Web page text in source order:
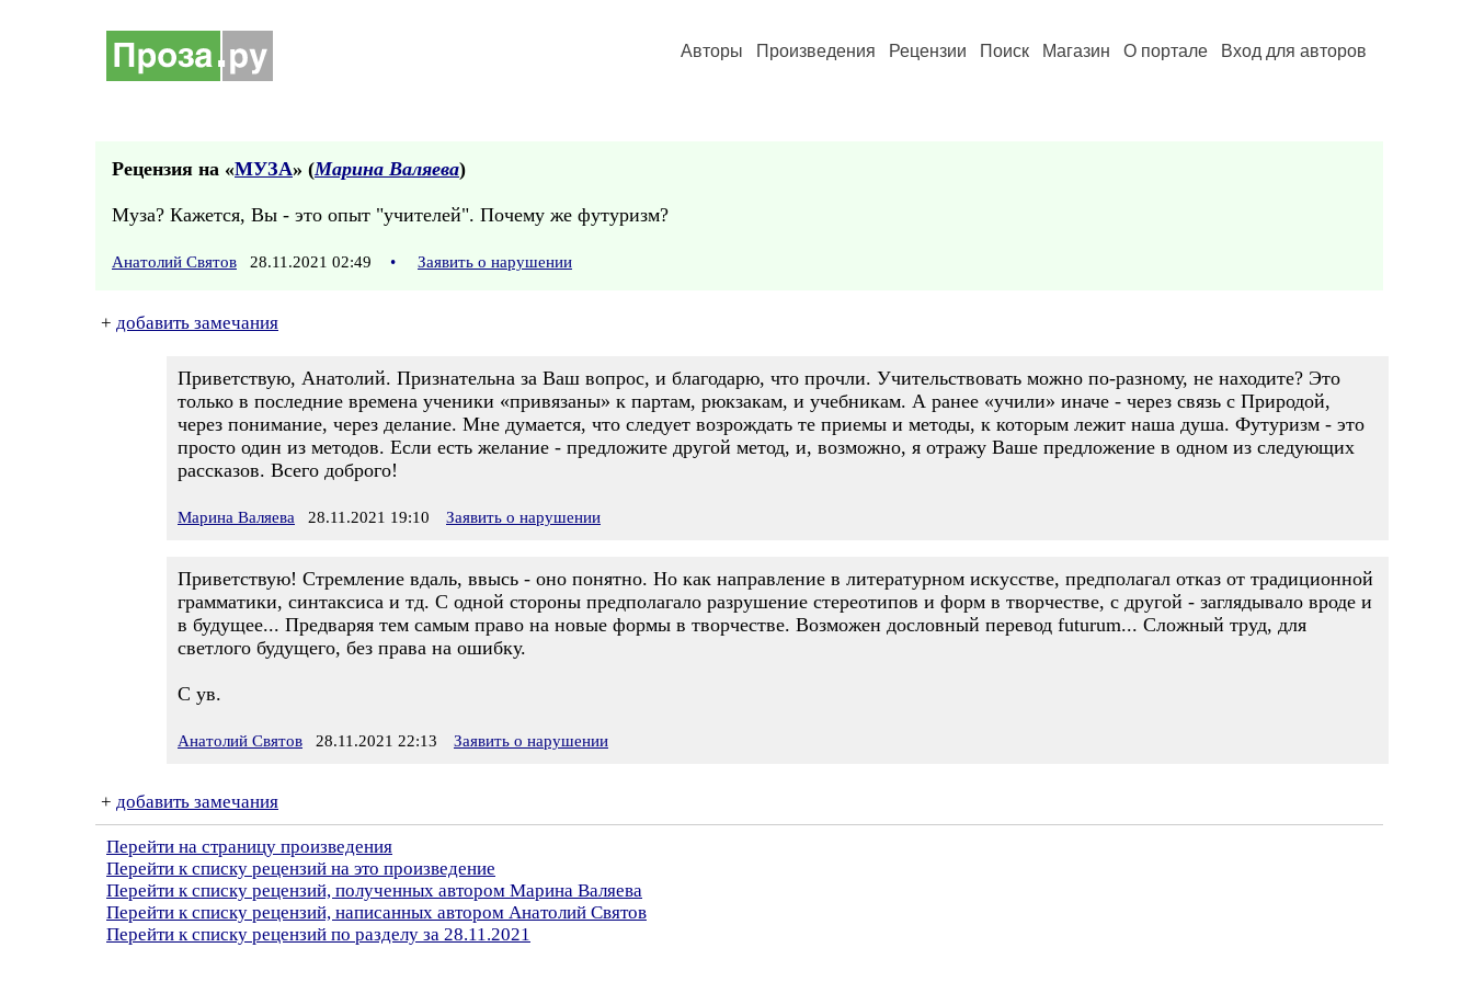
Авторы Произведения Рецензии Поиск Магазин О портале Вход для авторов
Рецензия на «МУЗА» (Марина Валяева)
Муза? Кажется, Вы - это опыт "учителей". Почему же футуризм?
Анатолий Святов 28.11.2021 02:49 • Заявить о нарушении
+ добавить замечания
Приветствую, Анатолий. Признательна за Ваш вопрос, и благодарю, что прочли. Учительствовать можно по-разному, не находите? Это
только в последние времена ученики «привязаны» к партам, рюкзакам, и учебникам. А ранее «учили» иначе - через связь с Природой,
через понимание, через делание. Мне думается, что следует возрождать те приемы и методы, к которым лежит наша душа. Футуризм - это
просто один из методов. Если есть желание - предложите другой метод, и, возможно, я отражу Ваше предложение в одном из следующих
рассказов. Всего доброго!
Марина Валяева 28.11.2021 19:10 Заявить о нарушении
Приветствую! Стремление вдаль, ввысь - оно понятно. Но как направление в литературном искусстве, предполагал отказ от традиционной
грамматики, синтаксиса и тд. С одной стороны предполагало разрушение стереотипов и форм в творчестве, с другой - заглядывало вроде и
в будущее... Предваряя тем самым право на новые формы в творчестве. Возможен дословный перевод futurum... Сложный труд, для
светлого будущего, без права на ошибку.
С ув.
Анатолий Святов 28.11.2021 22:13 Заявить о нарушении
+ добавить замечания
Перейти на страницу произведения
Перейти к списку рецензий на это произведение
Перейти к списку рецензий, полученных автором Марина Валяева
Перейти к списку рецензий, написанных автором Анатолий Святов
Перейти к списку рецензий по разделу за 28.11.2021